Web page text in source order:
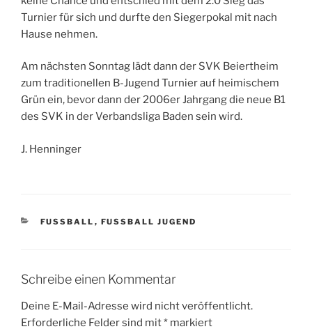
Turnier für sich und durfte den Siegerpokal mit nach
Hause nehmen.
Am nächsten Sonntag lädt dann der SVK Beiertheim
zum traditionellen B-Jugend Turnier auf heimischem
Grün ein, bevor dann der 2006er Jahrgang die neue B1
des SVK in der Verbandsliga Baden sein wird.
J. Henninger
KATEGORIEN
FUSSBALL , FUSSBALL JUGEND
Schreibe einen Kommentar
Deine E-Mail-Adresse wird nicht veröffentlicht.
Erforderliche Felder sind mit* markiert